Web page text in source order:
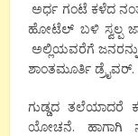
ಅರ್ಧ ಗಂಟೆ ಕಳೆದ
ಹೋಟೆಲ್ ಬಳಿ ಸ್ವಲ್ಪ
ಅಲ್ಲಿಯವರೆಗೆ
ಶಾಂತಮೂರ್ತಿ ಡ್ರೈವರ್.
ಗುಡ್ಡದ ತಲೆಯಾದರೆ
ಯೋಚನೆ. ಹಾಗಾಗಿ